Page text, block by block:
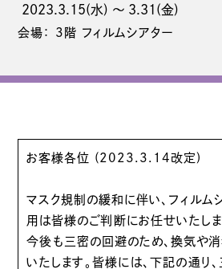
2023.3.15(水) 〜 3.31(金)
会場： 3階 フィルムシアター
お客様各位 (2023.3.14改定)
マスク規制の緩和に伴い、フィルム
用は皆様のご判断にお任せいたしま
今後も三密の回避のため、換気や
いたします。皆様には、下記の通り